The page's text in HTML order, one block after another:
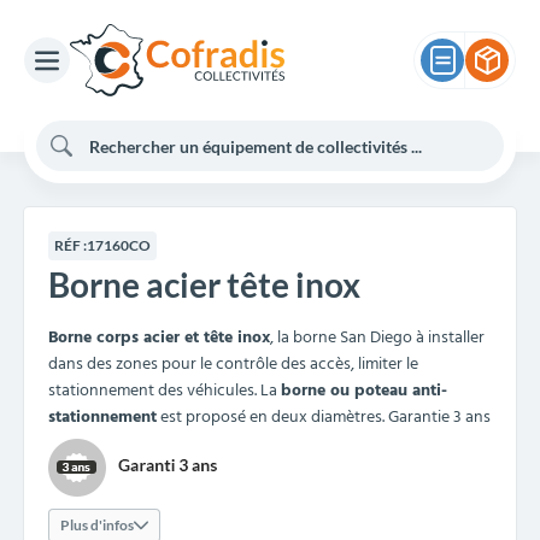
RÉF :17160CO
Borne acier tête inox
Borne corps acier et tête inox, la borne San Diego à installer
dans des zones pour le contrôle des accès, limiter le
stationnement des véhicules. Laborne ou poteau anti-
stationnementest proposé en deux diamètres. Garantie 3 ans
Plus d'infos